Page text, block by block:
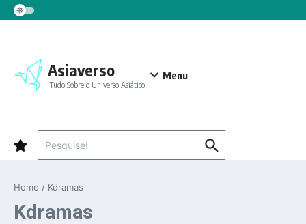
Ir para o conteúdo
Asiaverso
Tudo Sobre o Universo Asiático
Menu
Home / Kdramas
Kdramas